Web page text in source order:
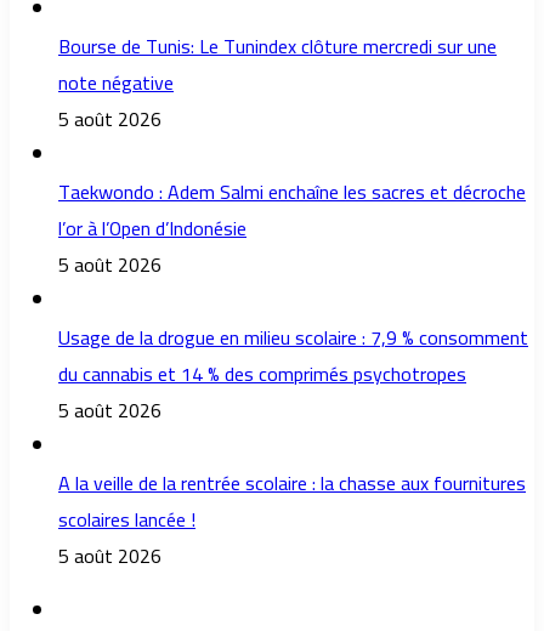
Bourse de Tunis: Le Tunindex clôture mercredi sur une
note négative
5 août 2026
Taekwondo : Adem Salmi enchaîne les sacres et décroche
l’or à l’Open d’Indonésie
5 août 2026
Usage de la drogue en milieu scolaire : 7,9 % consomment
du cannabis et 14 % des comprimés psychotropes
5 août 2026
A la veille de la rentrée scolaire : la chasse aux fournitures
scolaires lancée !
5 août 2026